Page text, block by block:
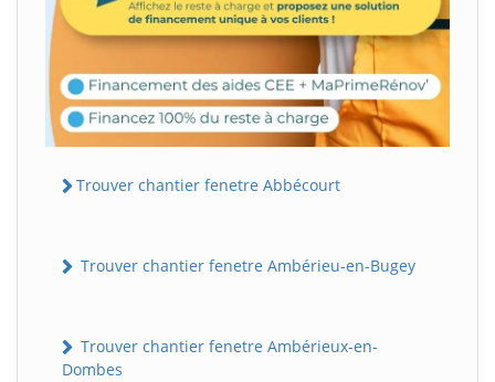
Trouver chantier fenetre Abbécourt
Trouver chantier fenetre Ambérieu-en-Bugey
Trouver chantier fenetre Ambérieux-en-
Dombes